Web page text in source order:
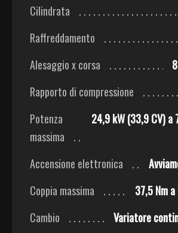
Cilindrata
Raffreddamento
Alesaggio x corsa
Rapporto di compressione
Potenza
massima
24,9 kW (33,9 CV)
Accensione elettronica
Coppia massima
37,5 Nm
Cambio
Variatore